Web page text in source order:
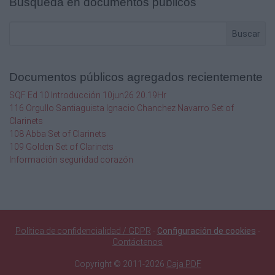
investigaciones, metodologías y prácticas en
práctica y colaborar con otros docentes para
ACREDITACIÓN
La acreditación máxima de esta experiencia formativa
los aspectos descritos en el apartado de criterios de
tiempo y forma. Su acreditación mínima es de 6. Es
promueve con número, con calificación que va del 6 al
reprobatoria.
nuestras estrategias de enseñanza, teniendo como
hacer avanzar la reflexión, la comprensión y el
administrativo del Mediador Pedagógico (MP), sino,
Buscar
Documentos públicos agregados recientemente
SQF Ed 10 Introducción 10jun26 20.19Hr
116 Orgullo Santiaguista Ignacio Chanchez Navarro Set of
Clarinets
108 Abba Set of Clarinets
109 Golden Set of Clarinets
Información seguridad corazón
Política de confidencialidad / GDPR - Configuración de cookies -
Contáctenos
Copyright © 2011-2026 Caja PDF